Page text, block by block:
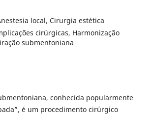
local, Cirurgia estética
cirúrgicas, Harmonização
submentoniana
conhecida popularmente
é um procedimento cirúrgico